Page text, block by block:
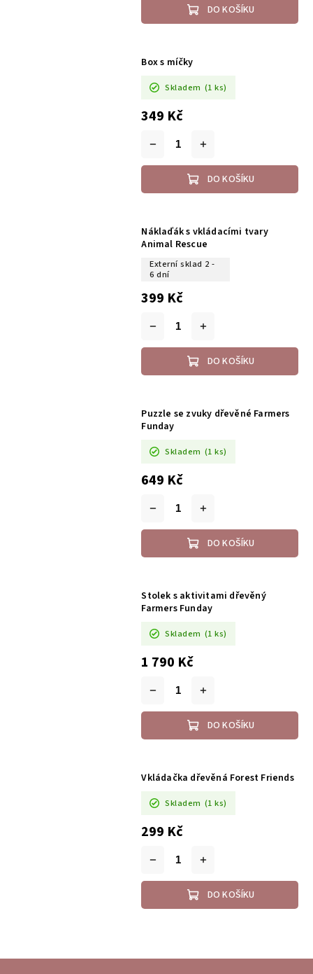
DO KOŠÍKU
Box s míčky
Skladem (1 ks)
349 Kč
DO KOŠÍKU
Náklaďák s vkládacími tvary
Animal Rescue
Externí sklad 2 -
6 dní
399 Kč
DO KOŠÍKU
Puzzle se zvuky dřevěné Farmers
Funday
Skladem (1 ks)
649 Kč
DO KOŠÍKU
Stolek s aktivitami dřevěný
Farmers Funday
Skladem (1 ks)
1 790 Kč
DO KOŠÍKU
Vkládačka dřevěná Forest Friends
Skladem (1 ks)
299 Kč
DO KOŠÍKU